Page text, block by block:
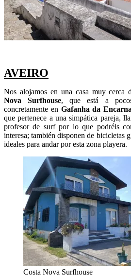
AVEIRO
Nos alojamos en una casa muy cerca
Nova Surfhouse, que está a
concretamente en Gafanha da
que pertenece a una simpática pareja,
profesor de surf por lo que podréis
interesa; también disponen de bicicletas
ideales para andar por esta zona playera.
Costa Nova Surfhouse